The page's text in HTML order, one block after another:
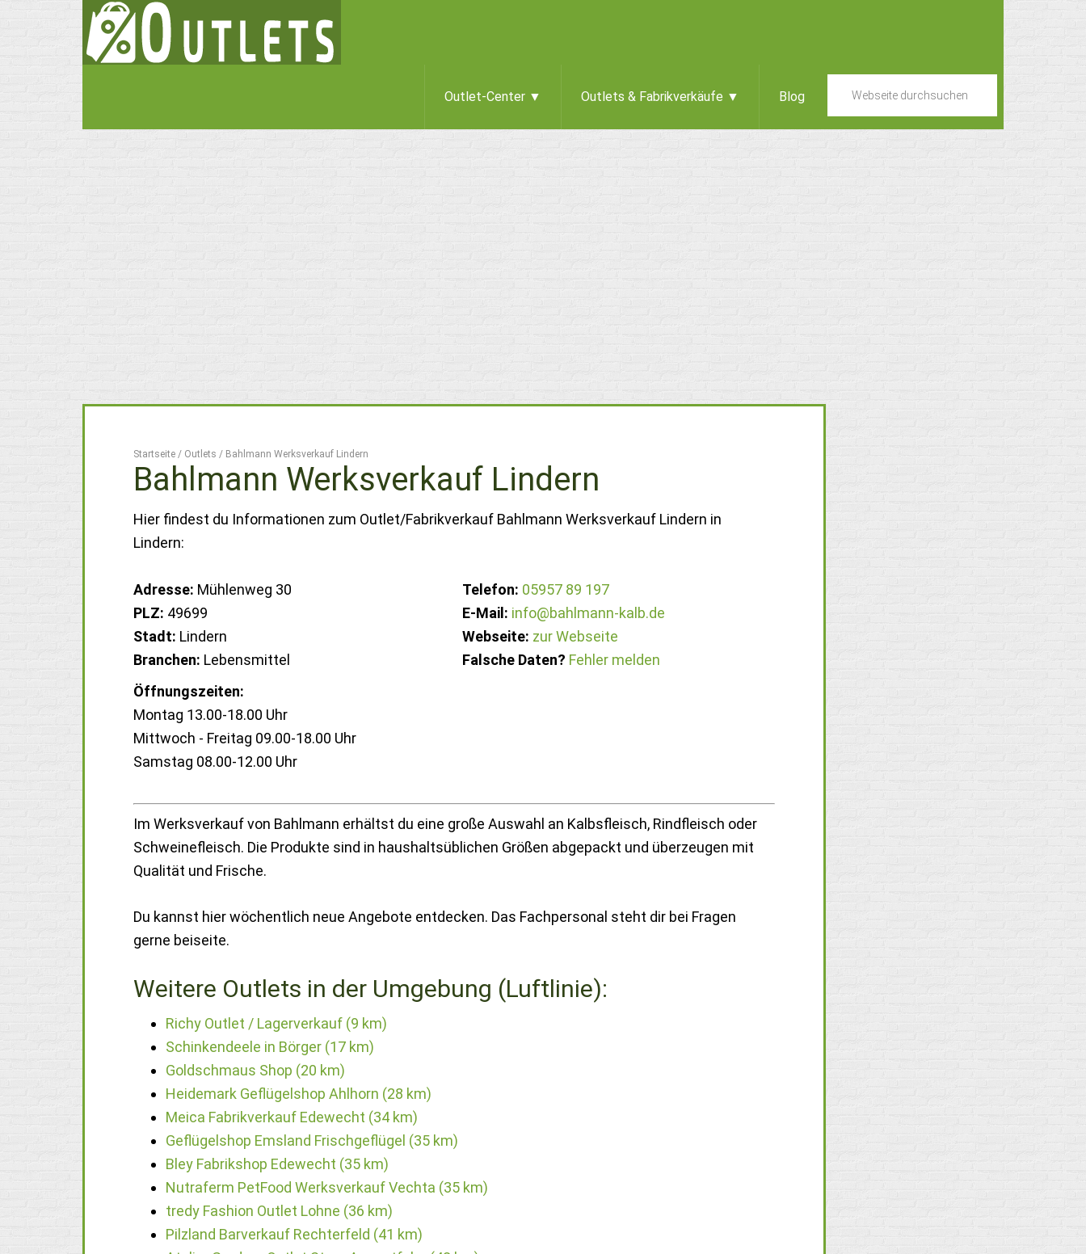
Outlet-Center ▼ Outlets & Fabrikverkäufe ▼ Blog
Startseite / Outlets / Bahlmann Werksverkauf Lindern
Bahlmann Werksverkauf Lindern
Hier findest du Informationen zum Outlet/Fabrikverkauf Bahlmann Werksverkauf Lindern in
Lindern:
Adresse: Mühlenweg 30
PLZ: 49699
Stadt: Lindern
Branchen: Lebensmittel
Telefon: 05957 89 197
E-Mail: info@bahlmann-kalb.de
Webseite: zur Webseite
Falsche Daten? Fehler melden
Öffnungszeiten:
Montag 13.00-18.00 Uhr
Mittwoch - Freitag 09.00-18.00 Uhr
Samstag 08.00-12.00 Uhr
Im Werksverkauf von Bahlmann erhältst du eine große Auswahl an Kalbsfleisch, Rindfleisch oder
Schweinefleisch. Die Produkte sind in haushaltsüblichen Größen abgepackt und überzeugen mit
Qualität und Frische.
Du kannst hier wöchentlich neue Angebote entdecken. Das Fachpersonal steht dir bei Fragen
gerne beiseite.
Weitere Outlets in der Umgebung (Luftlinie):
Richy Outlet / Lagerverkauf (9 km)
Schinkendeele in Börger (17 km)
Goldschmaus Shop (20 km)
Heidemark Geflügelshop Ahlhorn (28 km)
Meica Fabrikverkauf Edewecht (34 km)
Geflügelshop Emsland Frischgeflügel (35 km)
Bley Fabrikshop Edewecht (35 km)
Nutraferm PetFood Werksverkauf Vechta (35 km)
tredy Fashion Outlet Lohne (36 km)
Pilzland Barverkauf Rechterfeld (41 km)